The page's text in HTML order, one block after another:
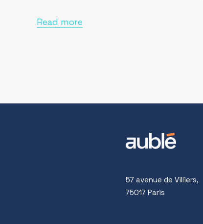
Read more
57 avenue de Villiers,
75017 Paris